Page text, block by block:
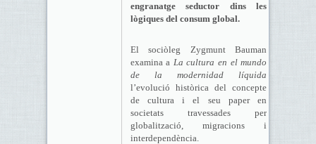
engranatge seductor dins les
lògiques del consum global.
El sociòleg Zygmunt Bauman
examina a La cultura en el mundo
de la modernidad líquida
l’evolució històrica del concepte
de cultura i el seu paper en
societats travessades per
globalització, migracions i
interdependència.